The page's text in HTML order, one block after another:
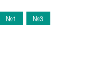
№1 №3